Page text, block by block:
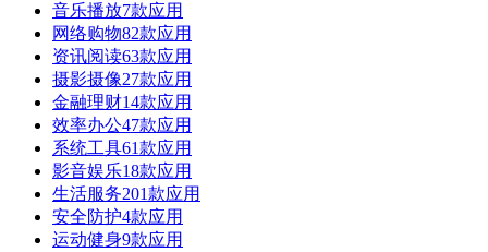
音乐播放7款应用
网络购物82款应用
资讯阅读63款应用
摄影摄像27款应用
金融理财14款应用
效率办公47款应用
系统工具61款应用
影音娱乐18款应用
生活服务201款应用
安全防护4款应用
运动健身9款应用